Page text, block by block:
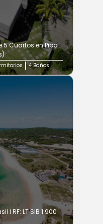
Cuartos en Pipa
4 Baños
I RF: LT SIB 1.900